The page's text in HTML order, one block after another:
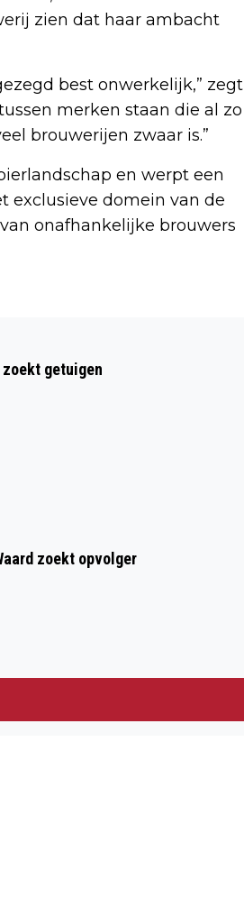
zien dat haar ambacht
best onwerkelijk,” zegt
merken staan die al zo
brouwerijen zwaar is.”
en werpt een
exclusieve domein van de
onafhankelijke brouwers
ÉÉN PLEK VOOR
getuigen
zoekt opvolger